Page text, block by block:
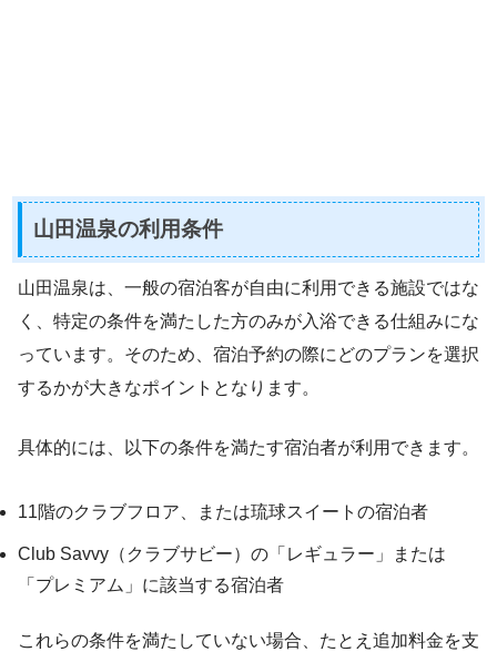
山田温泉の利用条件
山田温泉は、一般の宿泊客が自由に利用できる施設ではな
く、特定の条件を満たした方のみが入浴できる仕組みにな
っています。そのため、宿泊予約の際にどのプランを選択
するかが大きなポイントとなります。
具体的には、以下の条件を満たす宿泊者が利用できます。
11階のクラブフロア、または琉球スイートの宿泊者
Club Savvy（クラブサビー）の「レギュラー」または
「プレミアム」に該当する宿泊者
これらの条件を満たしていない場合、たとえ追加料金を支